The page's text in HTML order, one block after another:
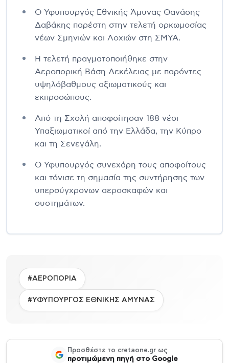
Ο Υφυπουργός Εθνικής Άμυνας Θανάσης
Δαβάκης παρέστη στην τελετή ορκωμοσίας
νέων Σμηνιών και Λοχιών στη ΣΜΥΑ.
Η τελετή πραγματοποιήθηκε στην
Αεροπορική Βάση Δεκέλειας με παρόντες
υψηλόβαθμους αξιωματικούς και
εκπροσώπους.
Από τη Σχολή αποφοίτησαν 188 νέοι
Υπαξιωματικοί από την Ελλάδα, την Κύπρο
και τη Σενεγάλη.
Ο Υφυπουργός συνεχάρη τους αποφοίτους
και τόνισε τη σημασία της συντήρησης των
υπερσύγχρονων αεροσκαφών και
συστημάτων.
#ΑΕΡΟΠΟΡΙΑ
#ΥΦΥΠΟΥΡΓΟΣ ΕΘΝΙΚΗΣ ΑΜΥΝΑΣ
Προσθέστε το cretaone.gr ως
προτιμώμενη πηγή στο Google